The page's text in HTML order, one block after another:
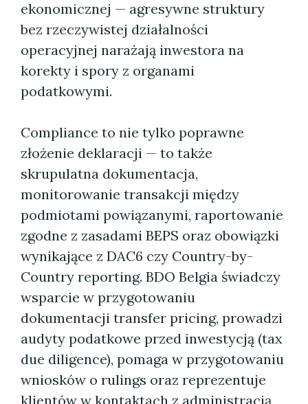
ekonomicznej — agresywne struktury
bez rzeczywistej działalności
operacyjnej narażają inwestora na
korekty i spory z organami
podatkowymi.
Compliance to nie tylko poprawne
złożenie deklaracji — to także
skrupulatna dokumentacja,
monitorowanie transakcji między
podmiotami powiązanymi, raportowanie
zgodne z zasadami BEPS oraz obowiązki
wynikające z DAC6 czy Country-by-
Country reporting. BDO Belgia świadczy
wsparcie w przygotowaniu
dokumentacji transfer pricing, prowadzi
audyty podatkowe przed inwestycją (tax
due diligence), pomaga w przygotowaniu
wniosków o rulings oraz reprezentuje
klientów w kontaktach z administracją